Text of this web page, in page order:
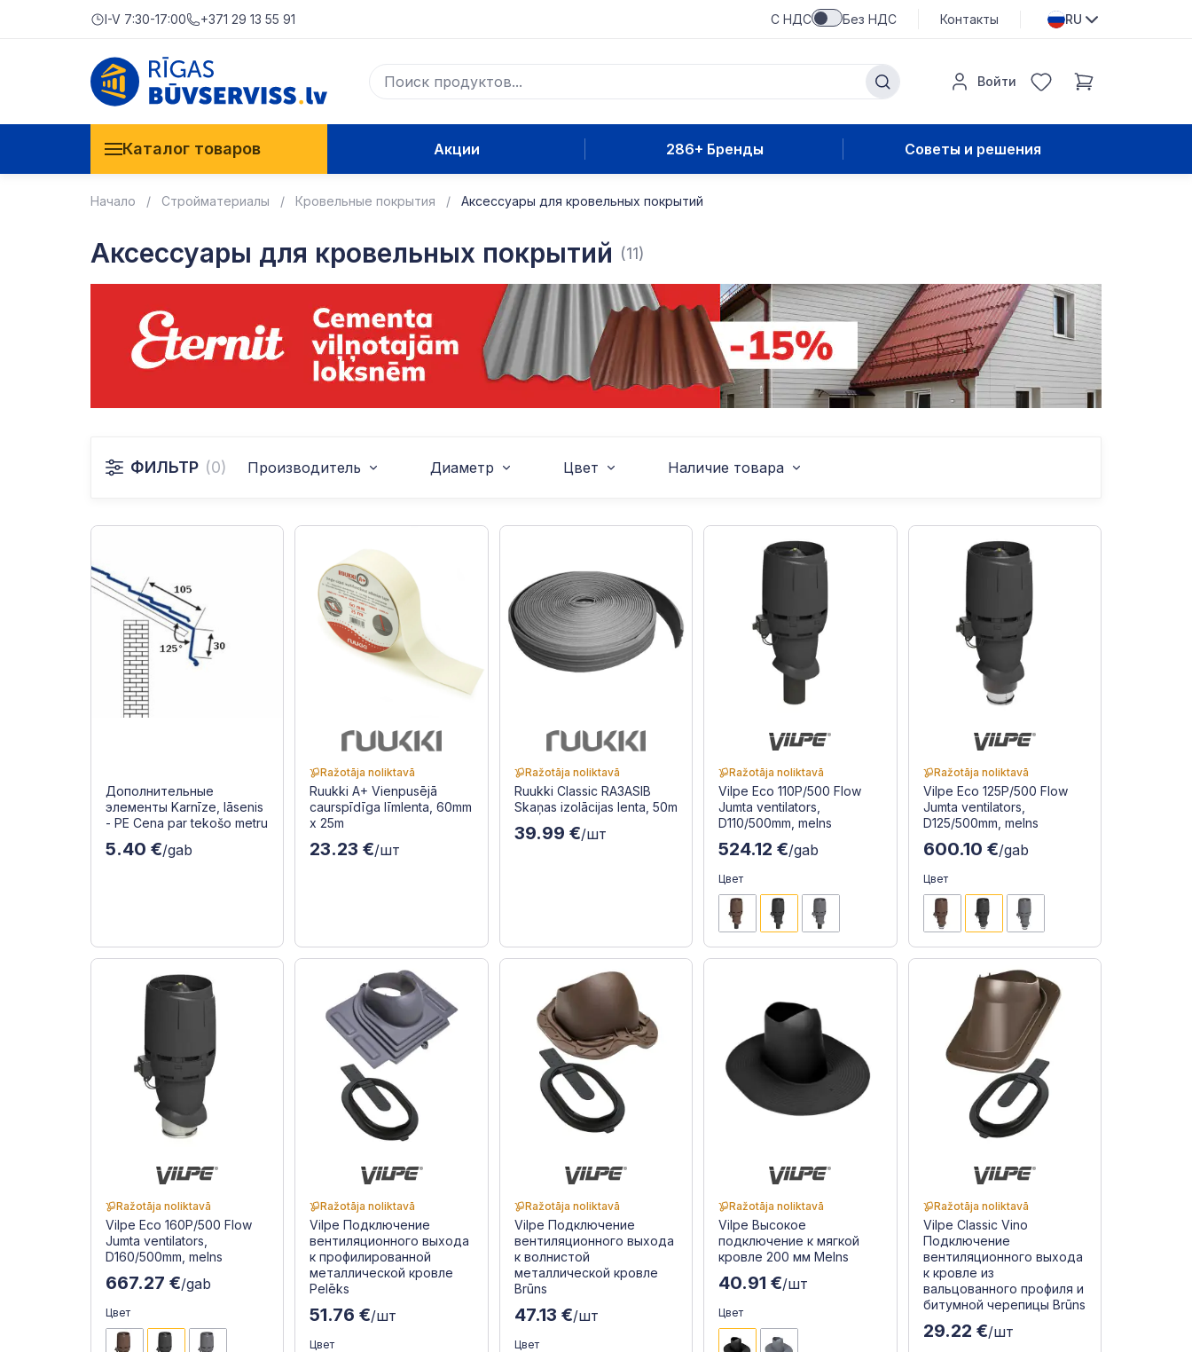
I-V 7:30-17:00 +371 29 13 55 91 С НДС Без НДС Контакты RU
Войти
Каталог товаров Акции 286+ Бренды Советы и решения
Начало Стройматериалы Кровельные покрытия Аксессуары для кровельных покрытий
Аксессуары для кровельных покрытий (11)
ФИЛЬТР (0) Производитель Диаметр Цвет Наличие товара
Дополнительные
элементы Karnīze, lāsenis
- PE Cena par tekošo metru
5.40 €/gab
Ražotāja noliktavā
Ruukki A+ Vienpusējā
caurspīdīga līmlenta, 60mm
x 25m
23.23 €/шт
Ražotāja noliktavā
Ruukki Classic RA3ASIB
Skaņas izolācijas lenta, 50m
39.99 €/шт
Ražotāja noliktavā
Vilpe Eco 110P/500 Flow
Jumta ventilators,
D110/500mm, melns
524.12 €/gab
Цвет
Ražotāja noliktavā
Vilpe Eco 125P/500 Flow
Jumta ventilators,
D125/500mm, melns
600.10 €/gab
Цвет
Ražotāja noliktavā
Vilpe Eco 160P/500 Flow
Jumta ventilators,
D160/500mm, melns
667.27 €/gab
Цвет
Ražotāja noliktavā
Vilpe Подключение
вентиляционного выхода
к профилированной
металлической кровле
Pelēks
51.76 €/шт
Цвет
Ražotāja noliktavā
Vilpe Подключение
вентиляционного выхода
к волнистой
металлической кровле
Brūns
47.13 €/шт
Цвет
Ražotāja noliktavā
Vilpe Высокое
подключение к мягкой
кровле 200 мм Melns
40.91 €/шт
Цвет
Ražotāja noliktavā
Vilpe Classic Vino
Подключение
вентиляционного выхода
к кровле из
вальцованного профиля и
битумной черепицы Brūns
29.22 €/шт